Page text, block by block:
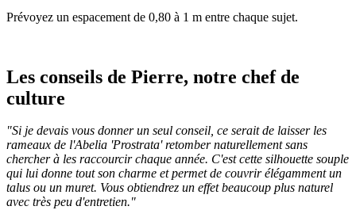
Prévoyez un espacement de 0,80 à 1 m entre chaque sujet.
Les conseils de Pierre, notre chef de
culture
"Si je devais vous donner un seul conseil, ce serait de laisser les
rameaux de l'Abelia 'Prostrata' retomber naturellement sans
chercher à les raccourcir chaque année. C'est cette silhouette souple
qui lui donne tout son charme et permet de couvrir élégamment un
talus ou un muret. Vous obtiendrez un effet beaucoup plus naturel
avec très peu d'entretien."